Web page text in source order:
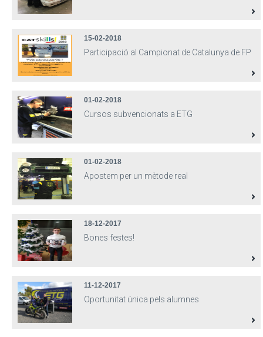
15-02-2018
Participació al Campionat de Catalunya de FP
01-02-2018
Cursos subvencionats a ETG
01-02-2018
Apostem per un mètode real
18-12-2017
Bones festes!
11-12-2017
Oportunitat única pels alumnes